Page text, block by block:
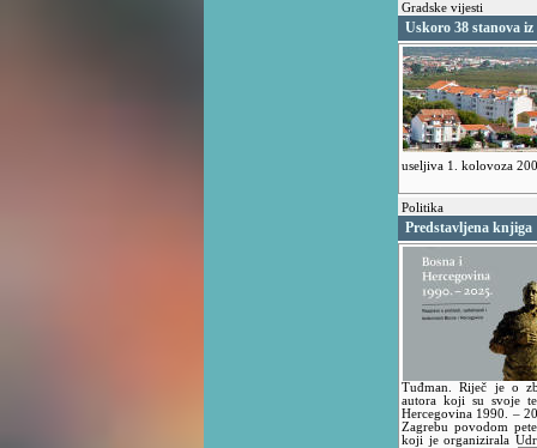
Gradske vijesti
Uskoro 38 stanova
useljiva 1. kolovoza
Politika
Predstavljena knjiga
Tuđman. Riječ je o
autora koji su svoje
Hercegovina 1990. –
Zagrebu povodom
koji je organizirala